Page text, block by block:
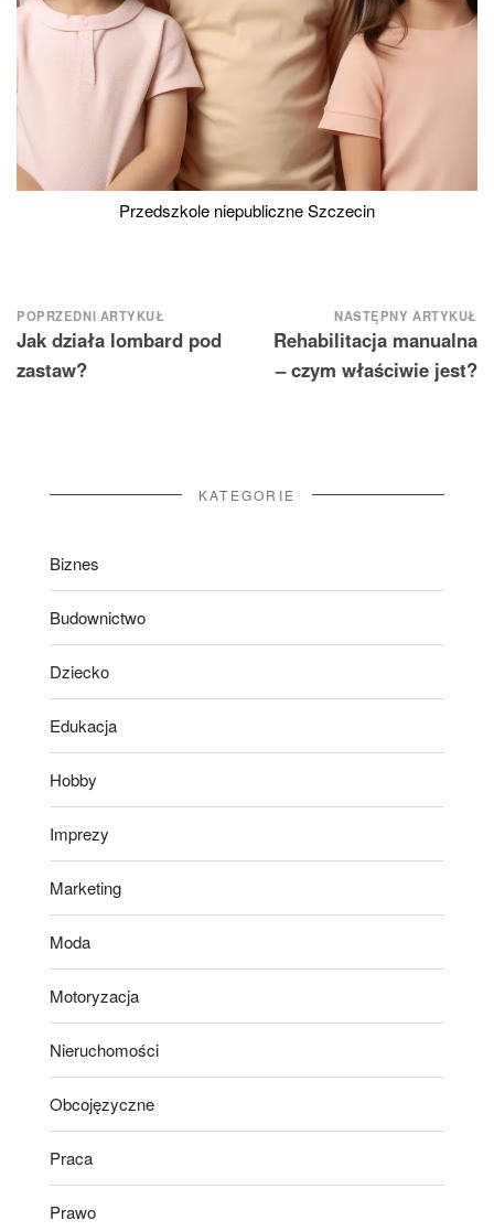
Przedszkole niepubliczne Szczecin
Nawigacja
wpisu
POPRZEDNI ARTYKUŁ
Jak działa lombard pod
zastaw?
NASTĘPNY ARTYKUŁ
Rehabilitacja manualna
– czym właściwie jest?
KATEGORIE
Biznes
Budownictwo
Dziecko
Edukacja
Hobby
Imprezy
Marketing
Moda
Motoryzacja
Nieruchomości
Obcojęzyczne
Praca
Prawo